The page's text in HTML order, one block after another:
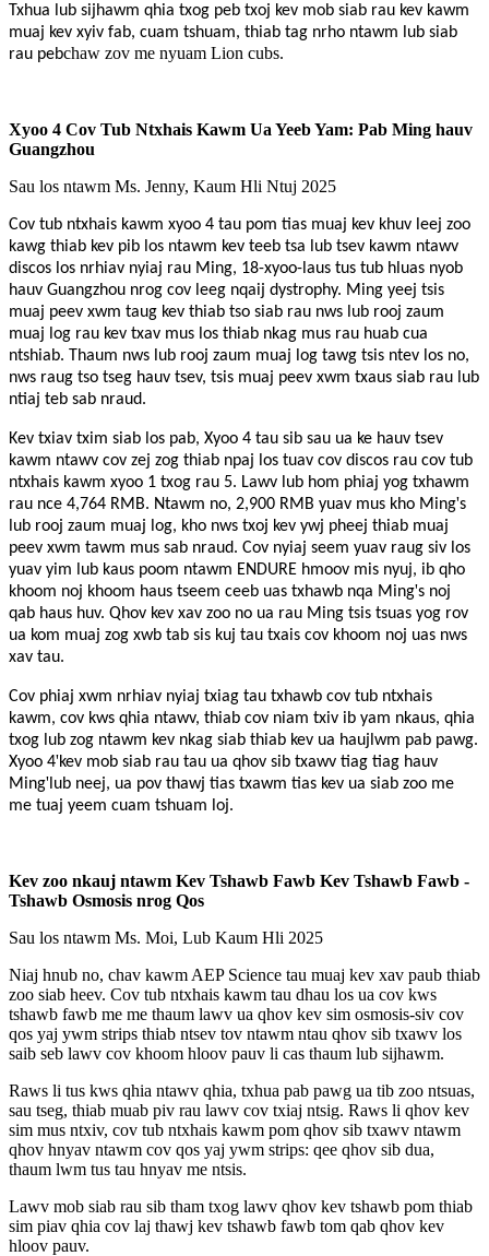
Txhua lub sijhawm qhia txog peb txoj kev mob siab rau kev kawm
muaj kev xyiv fab, cuam tshuam, thiab tag nrho ntawm lub siab
rau pebchaw zov me nyuam Lion cubs.
Xyoo 4 Cov Tub Ntxhais Kawm Ua Yeeb Yam: Pab Ming hauv
Guangzhou
Sau los ntawm Ms. Jenny, Kaum Hli Ntuj 2025
Cov tub ntxhais kawm xyoo 4 tau pom tias muaj kev khuv leej zoo
kawg thiab kev pib los ntawm kev teeb tsa lub tsev kawm ntawv
discos los nrhiav nyiaj rau Ming, 18-xyoo-laus tus tub hluas nyob
hauv Guangzhou nrog cov leeg nqaij dystrophy. Ming yeej tsis
muaj peev xwm taug kev thiab tso siab rau nws lub rooj zaum
muaj log rau kev txav mus los thiab nkag mus rau huab cua
ntshiab. Thaum nws lub rooj zaum muaj log tawg tsis ntev los no,
nws raug tso tseg hauv tsev, tsis muaj peev xwm txaus siab rau lub
ntiaj teb sab nraud.
Kev txiav txim siab los pab, Xyoo 4 tau sib sau ua ke hauv tsev
kawm ntawv cov zej zog thiab npaj los tuav cov discos rau cov tub
ntxhais kawm xyoo 1 txog rau 5. Lawv lub hom phiaj yog txhawm
rau nce 4,764 RMB. Ntawm no, 2,900 RMB yuav mus kho Ming's
lub rooj zaum muaj log, kho nws txoj kev ywj pheej thiab muaj
peev xwm tawm mus sab nraud. Cov nyiaj seem yuav raug siv los
yuav yim lub kaus poom ntawm ENDURE hmoov mis nyuj, ib qho
khoom noj khoom haus tseem ceeb uas txhawb nqa Ming's noj
qab haus huv. Qhov kev xav zoo no ua rau Ming tsis tsuas yog rov
ua kom muaj zog xwb tab sis kuj tau txais cov khoom noj uas nws
xav tau.
Cov phiaj xwm nrhiav nyiaj txiag tau txhawb cov tub ntxhais
kawm, cov kws qhia ntawv, thiab cov niam txiv ib yam nkaus, qhia
txog lub zog ntawm kev nkag siab thiab kev ua haujlwm pab pawg.
Xyoo 4'kev mob siab rau tau ua qhov sib txawv tiag tiag hauv
Ming' lub neej, ua pov thawj tias txawm tias kev ua siab zoo me
me tuaj yeem cuam tshuam loj.
Kev zoo nkauj ntawm Kev Tshawb Fawb Kev Tshawb Fawb -
Tshawb Osmosis nrog Qos
Sau los ntawm Ms. Moi, Lub Kaum Hli 2025
Niaj hnub no, chav kawm AEP Science tau muaj kev xav paub thiab
zoo siab heev. Cov tub ntxhais kawm tau dhau los ua cov kws
tshawb fawb me me thaum lawv ua qhov kev sim osmosis-siv cov
qos yaj ywm strips thiab ntsev tov ntawm ntau qhov sib txawv los
saib seb lawv cov khoom hloov pauv li cas thaum lub sijhawm.
Raws li tus kws qhia ntawv qhia, txhua pab pawg ua tib zoo ntsuas,
sau tseg, thiab muab piv rau lawv cov txiaj ntsig. Raws li qhov kev
sim mus ntxiv, cov tub ntxhais kawm pom qhov sib txawv ntawm
qhov hnyav ntawm cov qos yaj ywm strips: qee qhov sib dua,
thaum lwm tus tau hnyav me ntsis.
Lawv mob siab rau sib tham txog lawv qhov kev tshawb pom thiab
sim piav qhia cov laj thawj kev tshawb fawb tom qab qhov kev
hloov pauv.